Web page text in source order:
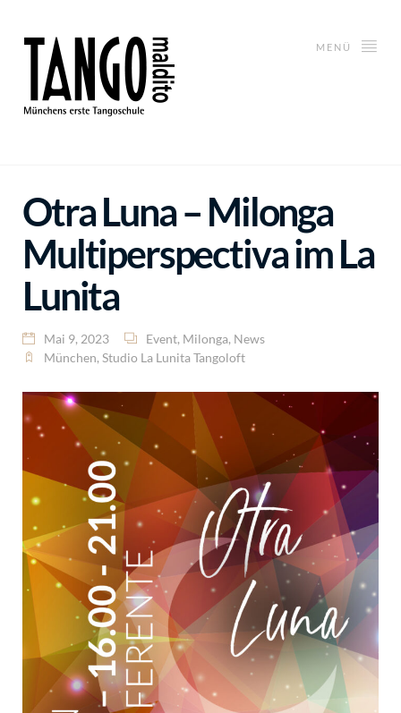
MENÜ
Otra Luna – Milonga
Multiperspectiva im La
Lunita
Mai 9, 2023 Event, Milonga, News
München, Studio La Lunita Tangoloft